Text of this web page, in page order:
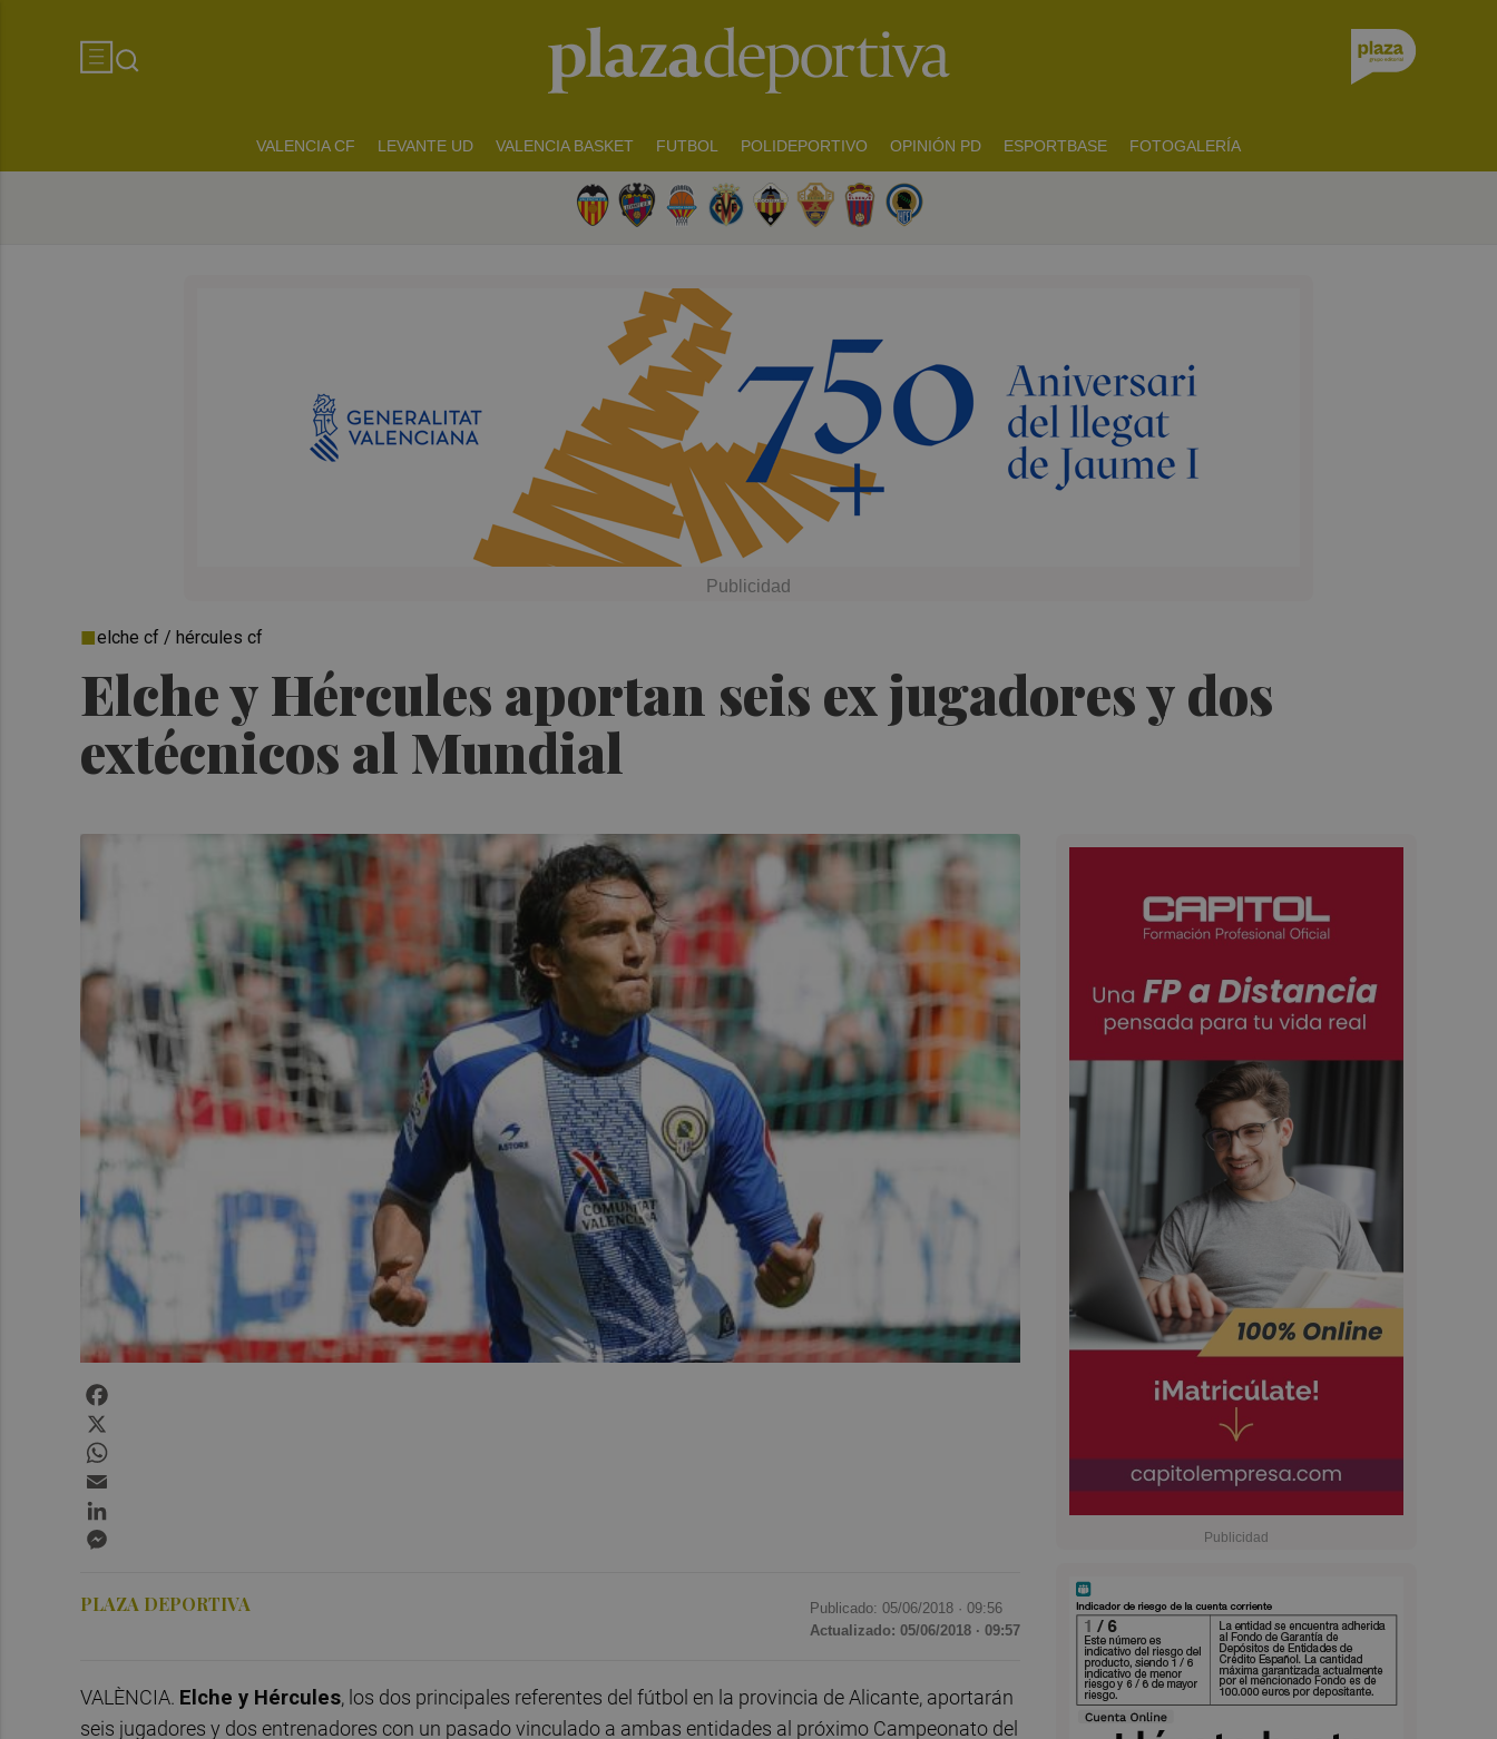
VALENCIA CF LEVANTE UD VALENCIA BASKET FUTBOL POLIDEPORTIVO OPINIÓN PD ESPORTBASE FOTOGALERÍA
Elche y Hércules aportan seis ex jugadores y dos
extécnicos al Mundial
elche cf / hércules cf
PLAZA DEPORTIVA Publicado: 05/06/2018 · 09:56
Actualizado: 05/06/2018 · 09:57
VALÈNCIA. Elche y Hércules, los dos principales referentes del fútbol en la provincia de Alicante, aportarán
seis jugadores y dos entrenadores con un pasado vinculado a ambas entidades al próximo Campeonato del